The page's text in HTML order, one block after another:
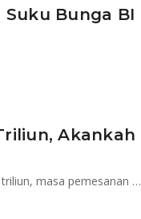
Suku Bunga BI
Akankah
Target pemesanan naik menjadi Rp12 triliun dari sebelumnya Rp10 triliun, masa pemesanan tinggal 6 hari